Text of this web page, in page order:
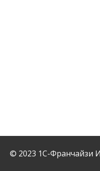
© 2023 1С-Франчайзи